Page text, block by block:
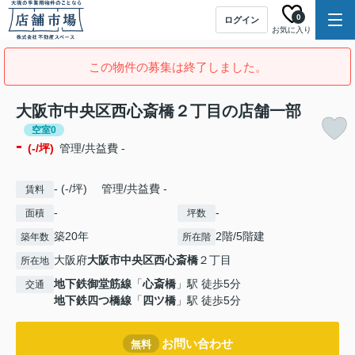
ログイン
お気に入り
0
この物件の募集は終了しました。
大阪市中央区西心斎橋２丁目の店舗一部
空室0
- (-/坪) 管理/共益費 -
賃料 - (-/坪) 管理/共益費 -
面積 - 坪数 -
築年数 築20年 所在階 2階/5階建
所在地 大阪府大阪市中央区西心斎橋２丁目
交通 地下鉄御堂筋線 「心斎橋 」駅 徒歩5分
地下鉄四つ橋線 「 四ツ橋 」駅 徒歩5分
無料 お問い合わせ